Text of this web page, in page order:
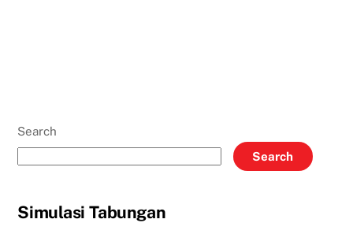
Search
Search
Simulasi Tabungan